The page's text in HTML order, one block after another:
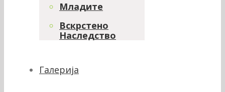
Младите
Вскрстено
Наследство
Галерија